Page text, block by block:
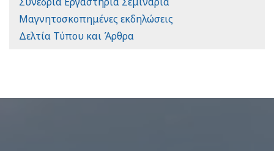
Μαγνητοσκοπημένες εκδηλώσεις
Δελτία Τύπου και Άρθρα